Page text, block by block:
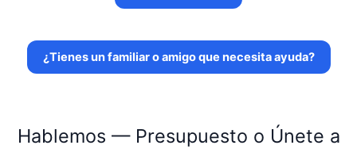
¿Tienes un familiar o amigo que necesita ayuda?
Hablemos — Presupuesto o Únete a